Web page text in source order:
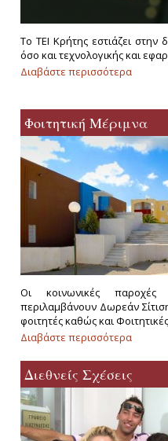
Το ΤΕΙ Κρήτης εστιάζει στην
όσο και τεχνολογικής και
Διαβάστε περισσότερα
Φοιτητική Μέριμνα
Οι κοινωνικές παροχές
περιλαμβάνουν Δωρεάν
φοιτητές καθώς και
Διαβάστε περισσότερα
Διεθνείς Σχέσεις